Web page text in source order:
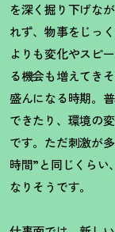
を深く掘り下げな
れず、物事をじっ
よりも変化やスピ
る機会も増えてき
盛んになる時期。
できたり、環境の
です。ただ刺激が
時間”と同じくらい
なりそうです。